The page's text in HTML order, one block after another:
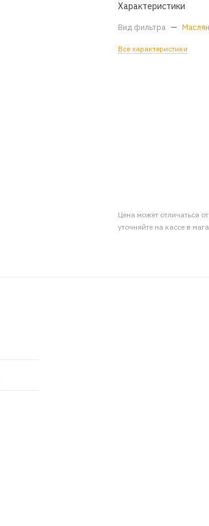
Характеристики
Вид фильтра —
Все характеристики
Цена может отличаться
уточняйте на кассе в